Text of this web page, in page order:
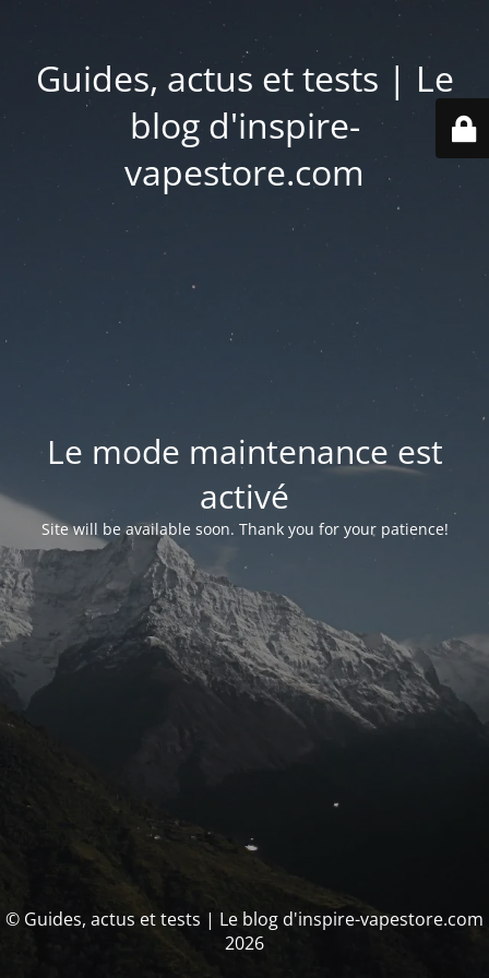
Guides, actus et tests | Le
blog d'inspire-
vapestore.com
Le mode maintenance est
activé
Site will be available soon. Thank you for your patience!
© Guides, actus et tests | Le blog d'inspire-vapestore.com
2026